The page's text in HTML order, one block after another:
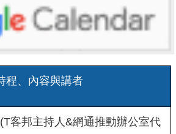
程、內容與講者
客邦主持人&網通推動辦公室代